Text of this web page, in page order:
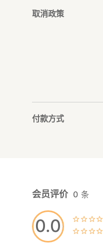
取消政策
付款方式
0.0
会员评价 0 条